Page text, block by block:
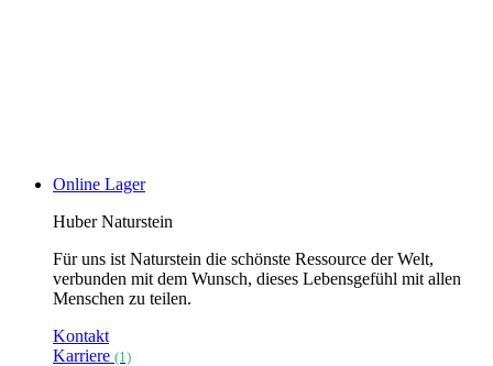
Online Lager
Huber Naturstein
Für uns ist Naturstein die schönste Ressource der Welt,
verbunden mit dem Wunsch, dieses Lebensgefühl mit allen
Menschen zu teilen.
Kontakt
Karriere (1)